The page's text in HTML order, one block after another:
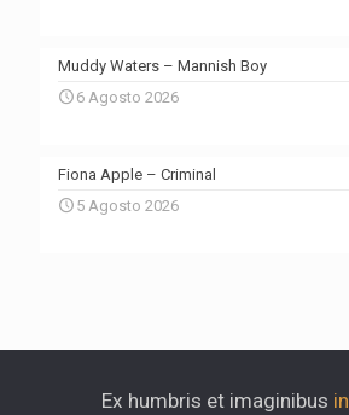
Muddy Waters – Mannish Boy
6 Agosto 2026
Fiona Apple – Criminal
5 Agosto 2026
Ex humbris et imaginibus